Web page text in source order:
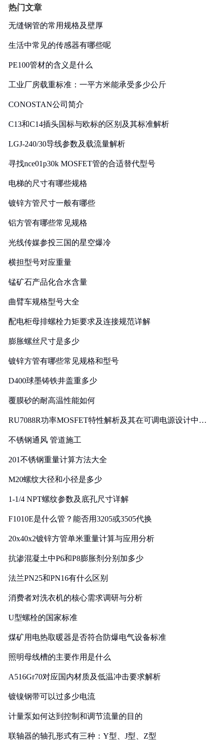
热门文章
无缝钢管的常用规格及壁厚
生活中常见的传感器有哪些呢
PE100管材的含义是什么
工业厂房载重标准：一平方米能承受多少公斤
CONOSTAN公司简介
C13和C14插头国标与欧标的区别及其标准解析
LGJ-240/30导线参数及载流量解析
寻找nce01p30k MOSFET管的合适替代型号
电梯的尺寸有哪些规格
镀锌方管尺寸一般有哪些
铝方管有哪些常见规格
光线传媒参投三国的星空爆冷
横担型号对应重量
锰矿石产品化合水含量
曲臂车规格型号大全
配电柜母排螺栓力矩要求及连接规范详解
膨胀螺丝尺寸是多少
镀锌方管有哪些常见规格和型号
D400球墨铸铁井盖重多少
覆膜砂的耐高温性能如何
RU7088R功率MOSFET特性解析及其在可调电源设计中的
不锈钢通风 管道施工
201不锈钢重量计算方法大全
M20螺纹大径和小径是多少
1-1/4 NPT螺纹参数及底孔尺寸详解
F1010E是什么管？能否用3205或3505代换
20x40x2镀锌方管单米重量计算与应用分析
抗渗混凝土中P6和P8膨胀剂分别加多少
法兰PN25和PN16有什么区别
消费者对洗衣机的核心需求调研与分析
U型螺栓的国家标准
煤矿用电热取暖器是否符合防爆电气设备标准
照明母线槽的主要作用是什么
A516Gr70对应国内材质及低温冲击要求解析
镀镍钢带可以过多少电流
计量泵如何达到控制和调节流量的目的
联轴器的轴孔形式有三种：Y型、J型、Z型